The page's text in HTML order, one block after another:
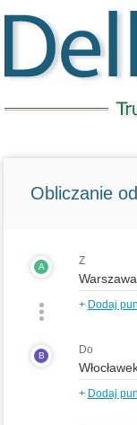
Obliczanie
A Z
+ Dodaj
B Do
+ Dodaj